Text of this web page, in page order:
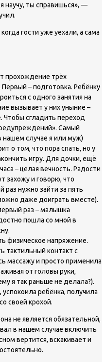
научу, ты справишься», —
гости уже уехали, а сама
прохождение трёх
– подготовка. Ребёнку
с одного занятия на
вызывает у них уныние –
Чтобы сгладить переход
Самый
нашем случае я или муж)
о том, что пора спать, но у
игру. Для дочки, ещё
– целая вечность. Радости
захожу и говорю, что
раз нужно зайти за пять
даже доиграть вместе).
раз – малышка
пошла со мной в
физическое напряжение.
тактильный контакт с
массажу и просто применила
от головы руки,
я так раньше не делала?).
ребёнка, получила
своей крохой.
не является обязательной,
в нашем случае включить
вертится, вскакивает и